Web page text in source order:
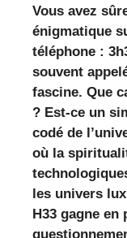
Vous avez
énigmatique
téléphone :
souvent
fascine. Que
? Est-ce un
codé de
où la
les univers
H33 gagne